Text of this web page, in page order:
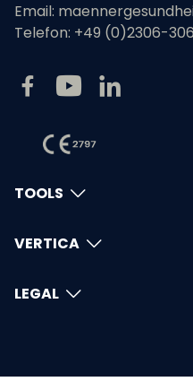
Email:
Telefon: +49 (0)2306-
TOOLS
VERTICA
LEGAL